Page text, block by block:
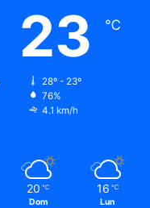
23 ℃
28º - 23º
76%
4.1 km/h
20 ℃
Dom
16 ℃
Lun